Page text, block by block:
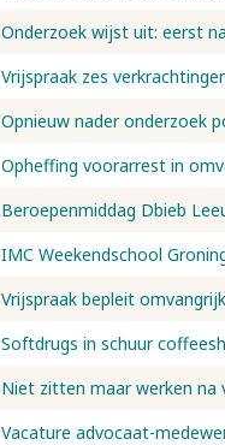
Onderzoek wijst uit: eerst
Vrijspraak zes
Opnieuw nader onderzoek
Opheffing voorarrest in
Beroepenmiddag Dbieb
IMC Weekendschool
Vrijspraak bepleit
Softdrugs in schuur
Niet zitten maar werken na
Vacature advocaat-